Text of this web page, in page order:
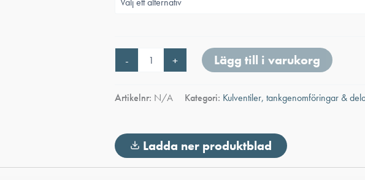
-
vinkel
gänga
+ Lägg till i varukorg
Artikelnr: N/A Kategori: Kulventiler, tankgenomföringar &
Ladda ner produktblad